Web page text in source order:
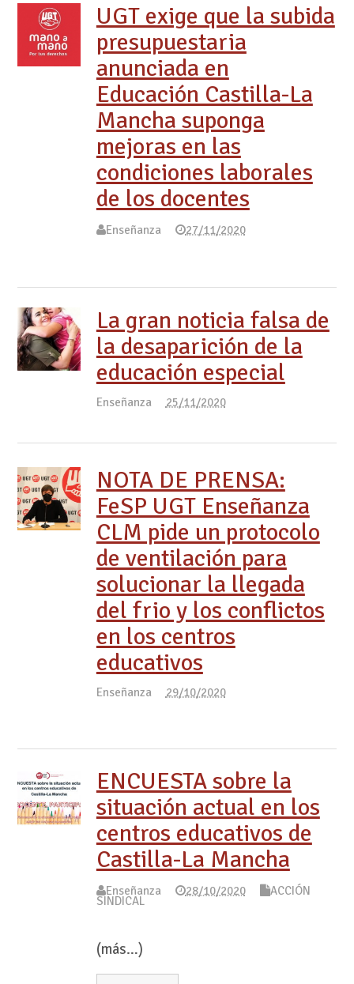
UGT exige que la subida
presupuestaria
anunciada en
Educación Castilla-La
Mancha suponga
mejoras en las
condiciones laborales
de los docentes
Enseñanza 27/11/2020
La gran noticia falsa de
la desaparición de la
educación especial
Enseñanza 25/11/2020
NOTA DE PRENSA:
FeSP UGT Enseñanza
CLM pide un protocolo
de ventilación para
solucionar la llegada
del frio y los conflictos
en los centros
educativos
Enseñanza 29/10/2020
ENCUESTA sobre la
situación actual en los
centros educativos de
Castilla-La Mancha
Enseñanza 28/10/2020 ACCIÓN
SINDICAL
(más…)